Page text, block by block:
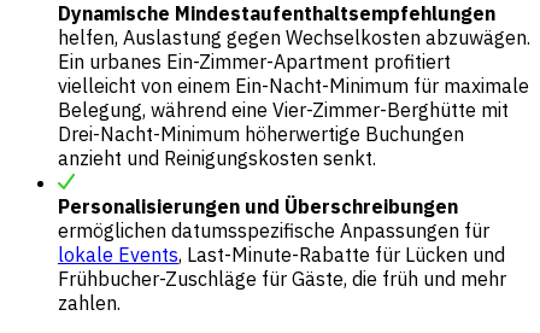
Dynamische Mindestaufenthaltsempfehlungen
helfen, Auslastung gegen Wechselkosten abzuwägen.
Ein urbanes Ein-Zimmer-Apartment profitiert
vielleicht von einem Ein-Nacht-Minimum für maximale
Belegung, während eine Vier-Zimmer-Berghütte mit
Drei-Nacht-Minimum höherwertige Buchungen
anzieht und Reinigungskosten senkt.
Personalisierungen und Überschreibungen
ermöglichen datumsspezifische Anpassungen für
lokale Events, Last-Minute-Rabatte für Lücken und
Frühbucher-Zuschläge für Gäste, die früh und mehr
zahlen.